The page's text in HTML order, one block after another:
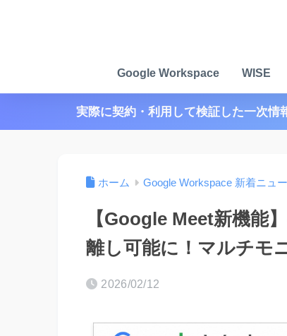
Google Workspace WISE
実際に契約・利用して検証した一次情
ホーム Google Workspace 新着ニュ
【Google Meet新機能
離し可能に！マルチモ
2026/02/12